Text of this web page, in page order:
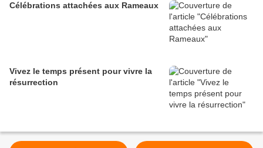
Célébrations attachées aux Rameaux
Vivez le temps présent pour vivre la
résurrection